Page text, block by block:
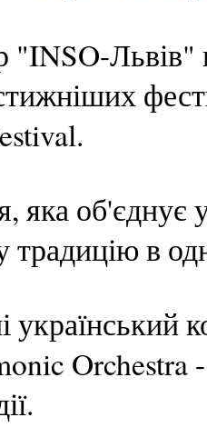
"INSO-Львів"
яка об'єднує
традицію в
український
Orchestra